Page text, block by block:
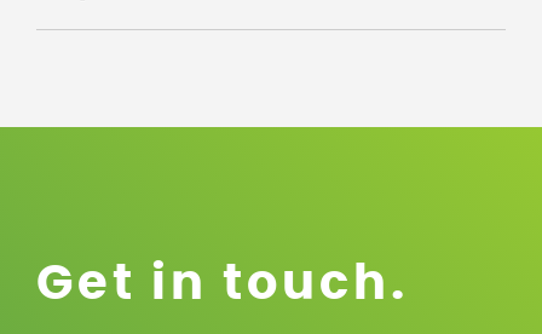
Get in touch.